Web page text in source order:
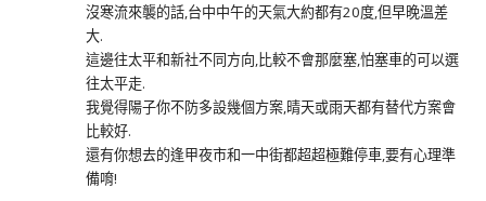
沒寒流來襲的話,台中中午的天氣大約都有20度,但早晚溫差
大.
這邊往太平和新社不同方向,比較不會那麼塞,怕塞車的可以選
往太平走.
我覺得陽子你不防多設幾個方案,晴天或雨天都有替代方案會
比較好.
還有你想去的逢甲夜市和一中街都超超極難停車,要有心理準
備唷!